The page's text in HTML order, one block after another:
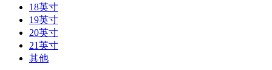
18英寸
19英寸
20英寸
21英寸
其他